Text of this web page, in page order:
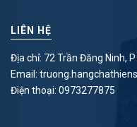
LIÊN HỆ
Địa chỉ: 72 Trần Đăng Ninh,
Email:
Điện thoại: 0973277875